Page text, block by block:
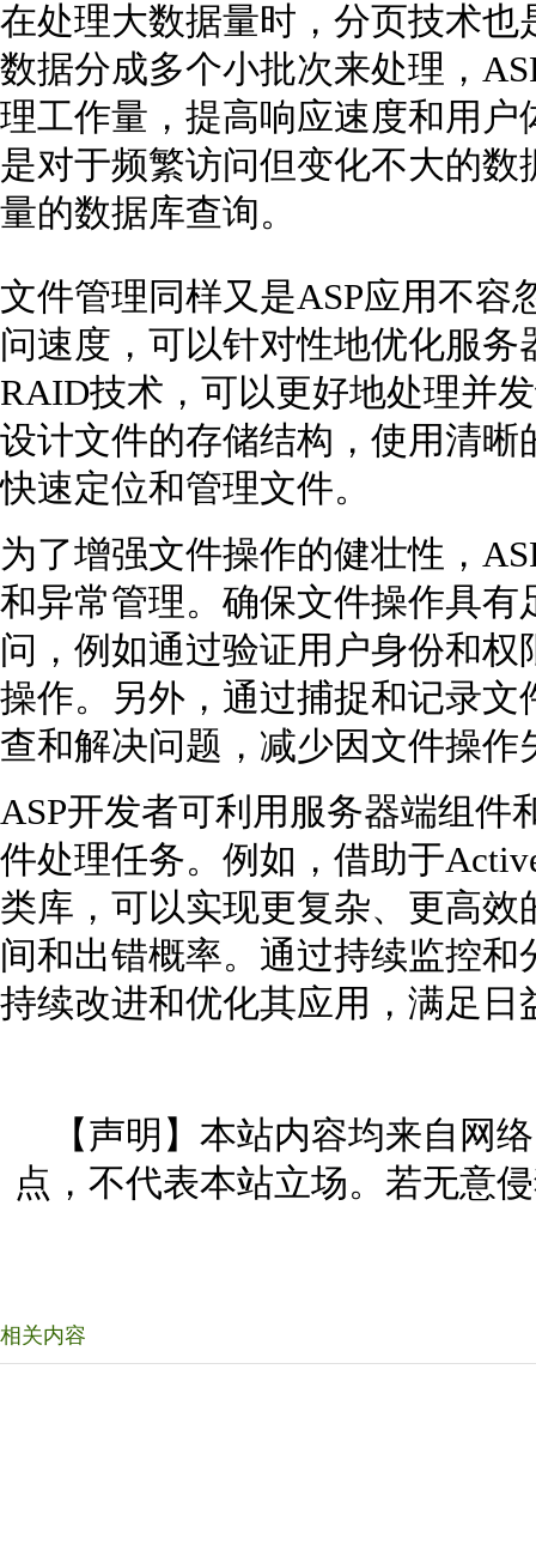
在处理大数据量时，分页技术
数据分成多个小批次来处理，
理工作量，提高响应速度和用
是对于频繁访问但变化不大的
量的数据库查询。
文件管理同样又是ASP应用不容
问速度，可以针对性地优化服
RAID技术，可以更好地处理并
设计文件的存储结构，使用清
快速定位和管理文件。
为了增强文件操作的健壮性，
和异常管理。确保文件操作具
问，例如通过验证用户身份和
操作。另外，通过捕捉和记录
查和解决问题，减少因文件操
ASP开发者可利用服务器端组件
件处理任务。例如，借助于
类库，可以实现更复杂、更高
间和出错概率。通过持续监控
持续改进和优化其应用，满足日
【声明】本站内容均来自网
点，不代表本站立场。若无意
相关内容